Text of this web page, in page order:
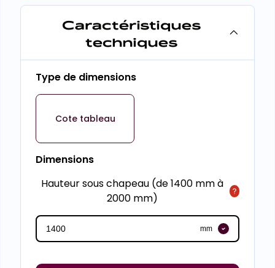
Caractéristiques
techniques
Type de dimensions
Cote tableau
Dimensions
Hauteur sous chapeau (de 1400 mm à
2000 mm)
mm